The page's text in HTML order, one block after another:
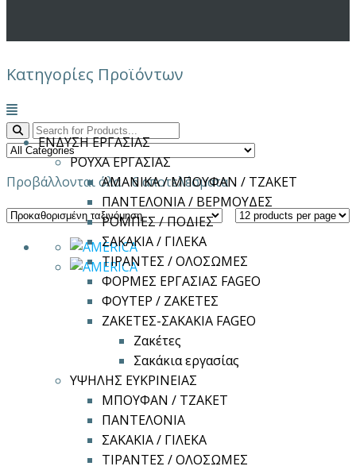
Κατηγορίες Προϊόντων
Μενού
ΕΝΔΥΣΗ ΕΡΓΑΣΙΑΣ
ΡΟΥΧΑ ΕΡΓΑΣΙΑΣ
ΑΜΑΝΙΚΑ / ΜΠΟΥΦΑΝ / ΤΖΑΚΕΤ
ΠΑΝΤΕΛΟΝΙΑ / ΒΕΡΜΟΥΔΕΣ
ΡΟΜΠΕΣ / ΠΟΔΙΕΣ
ΣΑΚΑΚΙΑ / ΓΙΛΕΚΑ
ΤΙΡΑΝΤΕΣ / ΟΛΟΣΩΜΕΣ
ΦΟΡΜΕΣ ΕΡΓΑΣΙΑΣ FAGEO
ΦΟΥΤΕΡ / ΖΑΚΕΤΕΣ
ΖΑΚΕΤΕΣ-ΣΑΚΑΚΙΑ FAGEO
Ζακέτες
Σακάκια εργασίας
ΥΨΗΛΗΣ ΕΥΚΡΙΝΕΙΑΣ
ΜΠΟΥΦΑΝ / ΤΖΑΚΕΤ
ΠΑΝΤΕΛΟΝΙΑ
ΣΑΚΑΚΙΑ / ΓΙΛΕΚΑ
ΤΙΡΑΝΤΕΣ / ΟΛΟΣΩΜΕΣ
Προβάλλονται όλα - 6 αποτελέσματα